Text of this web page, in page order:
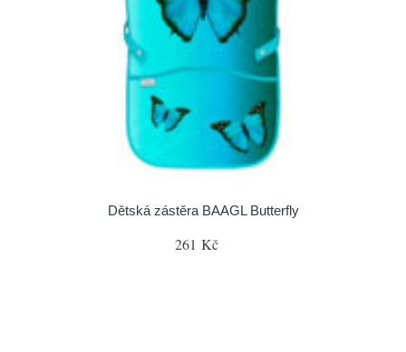
Dětská zástěra BAAGL Butterfly
261 Kč